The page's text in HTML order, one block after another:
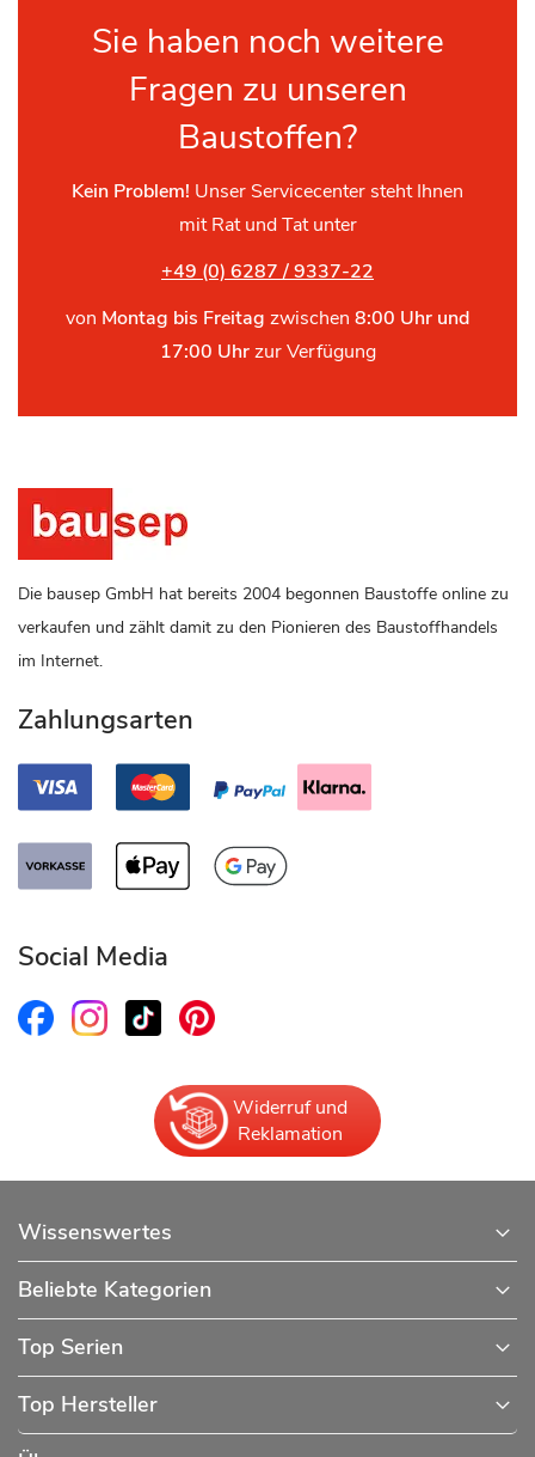
Sie haben noch weitere
Fragen zu unseren
Baustoffen?
Kein Problem! Unser Servicecenter steht Ihnen
mit Rat und Tat unter
+49 (0) 6287 / 9337-22
von Montag bis Freitag zwischen 8:00 Uhr und
17:00 Uhrzur Verfügung
Die bausep GmbH hat bereits 2004 begonnen Baustoffe online zu
verkaufen und zählt damit zu den Pionieren des Baustoffhandels
im Internet.
Zahlungsarten
Social Media
Widerruf und
Reklamation
Wissenswertes
Beliebte Kategorien
Top Serien
Top Hersteller